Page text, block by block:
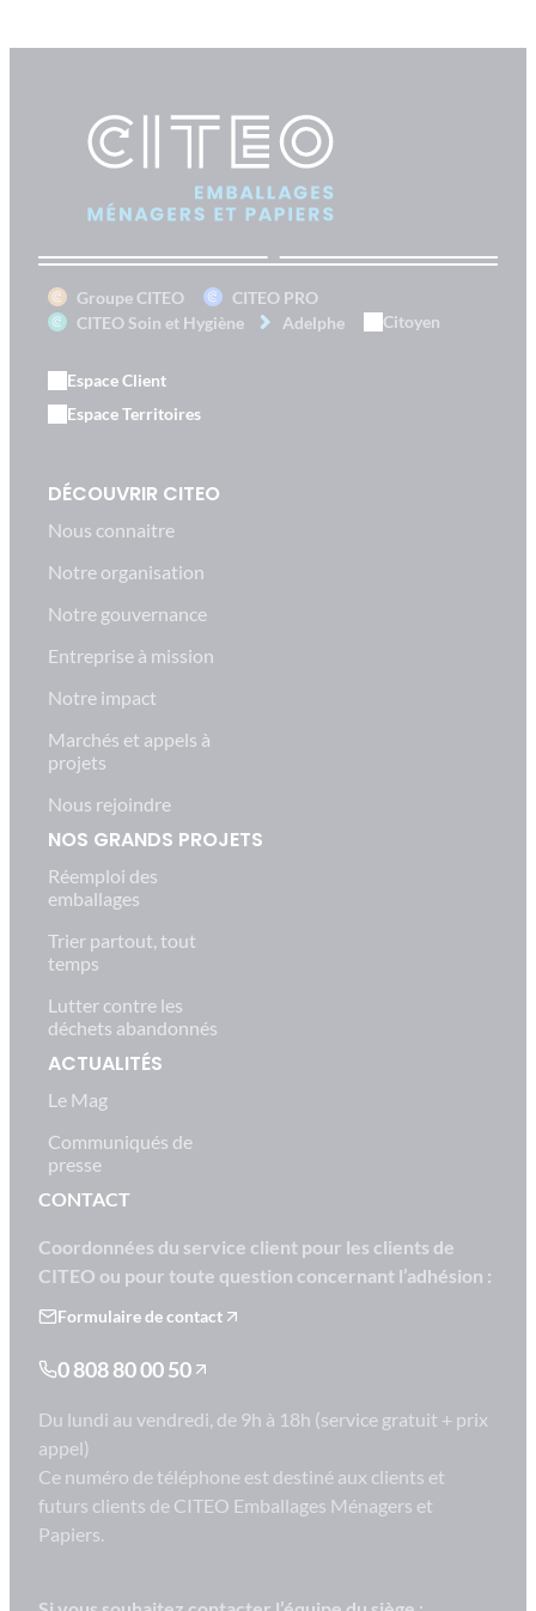
Groupe CITEO
CITEO PRO
CITEO Soin et Hygiène
Adelphe Citoyen
Espace Client
Espace Territoires
DÉCOUVRIR CITEO
Nous connaitre
Notre organisation
Notre gouvernance
Entreprise à mission
Notre impact
Marchés et appels à
projets
Nous rejoindre
NOS GRANDS PROJETS
Réemploi des
emballages
Trier partout, tout
temps
Lutter contre les
déchets abandonnés
ACTUALITÉS
Le Mag
Communiqués de
presse
CONTACT
Coordonnées du service client pour les clients de
CITEO ou pour toute question concernant l’adhésion :
Formulaire de contact
0 808 80 00 50
Du lundi au vendredi, de 9h à 18h (service gratuit + prix
appel)
Ce numéro de téléphone est destiné aux clients et
futurs clients de CITEO Emballages Ménagers et
Papiers.